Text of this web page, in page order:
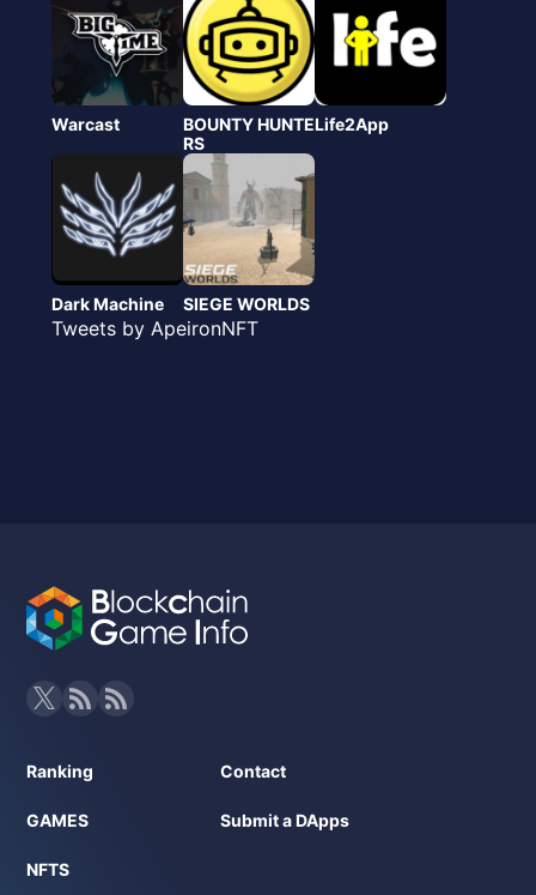
Warcast
BOUNTY HUNTE
RS
Life2App
Dark Machine SIEGE WORLDS
Tweets by ApeironNFT
Ranking
GAMES
NFTS
Contact
Submit a DApps